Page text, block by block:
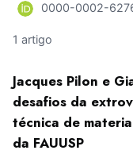
0000-0002-
1 artigo
Jacques Pilon e
desafios da
técnica de
da FAUUSP